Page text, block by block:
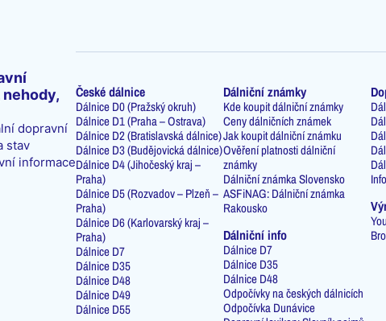
dopravní
stav
informace
České dálnice
Dálnice D0 (Pražský okruh)
Dálnice D1 (Praha – Ostrava)
Dálnice D2 (Bratislavská dálnice)
Dálnice D3 (Budějovická dálnice)
Dálnice D4 (Jihočeský kraj –
Praha)
Dálnice D5 (Rozvadov – Plzeň –
Praha)
Dálnice D6 (Karlovarský kraj –
Praha)
Dálnice D7
Dálnice D35
Dálnice D48
Dálnice D49
Dálnice D55
Dálniční známky
Kde koupit dálniční známky
Ceny dálničních známek
Jak koupit dálniční známku
Ověření platnosti dálniční
známky
Dálniční známka Slovensko
ASFiNAG: Dálniční známka
Rakousko
Dálniční info
Dálnice D7
Dálnice D35
Dálnice D48
Odpočívky na českých dálnicích
Odpočívka Dunávice